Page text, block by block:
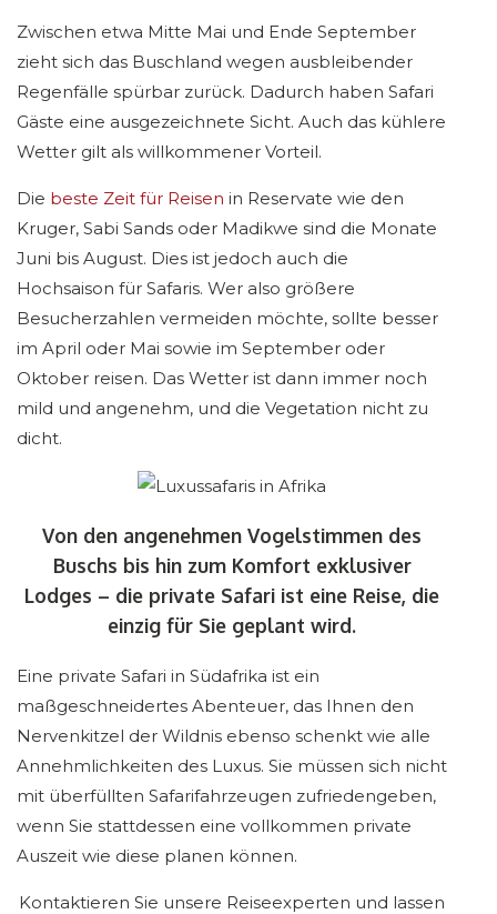
Zwischen etwa Mitte Mai und Ende September
zieht sich das Buschland wegen ausbleibender
Regenfälle spürbar zurück. Dadurch haben Safari
Gäste eine ausgezeichnete Sicht. Auch das kühlere
Wetter gilt als willkommener Vorteil.
Die beste Zeit für Reisen in Reservate wie den
Kruger, Sabi Sands oder Madikwe sind die Monate
Juni bis August. Dies ist jedoch auch die
Hochsaison für Safaris. Wer also größere
Besucherzahlen vermeiden möchte, sollte besser
im April oder Mai sowie im September oder
Oktober reisen. Das Wetter ist dann immer noch
mild und angenehm, und die Vegetation nicht zu
dicht.
Von den angenehmen Vogelstimmen des
Buschs bis hin zum Komfort exklusiver
Lodges – die private Safari ist eine Reise, die
einzig für Sie geplant wird.
Eine private Safari in Südafrika ist ein
maßgeschneidertes Abenteuer, das Ihnen den
Nervenkitzel der Wildnis ebenso schenkt wie alle
Annehmlichkeiten des Luxus. Sie müssen sich nicht
mit überfüllten Safarifahrzeugen zufriedengeben,
wenn Sie stattdessen eine vollkommen private
Auszeit wie diese planen können.
Kontaktieren Sie unsere Reiseexperten und lassen